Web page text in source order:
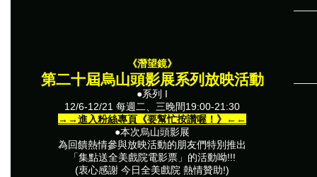
《潛望鏡》
第二十屆烏山頭影展系列放映活動
●系列 I
12/6-12/21 每週二、三晚間19:00-21:30
→→進入粉絲專頁《要幫忙按讚喔！》
←←
●本次烏山頭影展
為回饋熱情參與放映活動的朋友們特別推出
「集點送全美戲院電影票」的活動呦!!!
(衷心感謝 今日全美戲院 熱情贊助!)